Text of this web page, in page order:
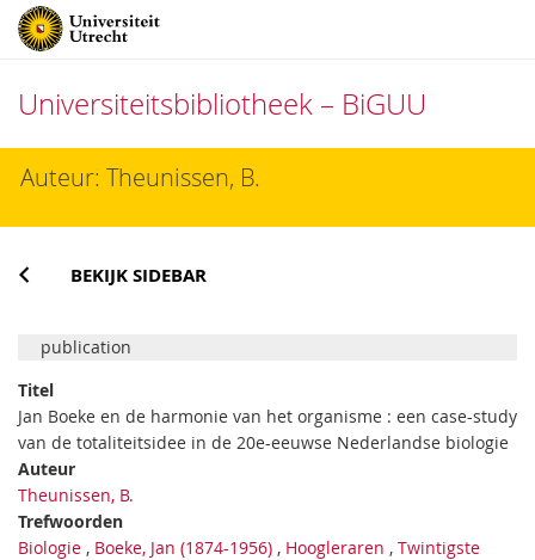
Universiteitsbibliotheek – BiGUU
naarAuteur: Theunissen, B.
BEKIJK SIDEBAR
publication
Titel
Jan Boeke en de harmonie van het organisme : een case-study
van de totaliteitsidee in de 20e-eeuwse Nederlandse biologie
Auteur
Theunissen, B.
Trefwoorden
Biologie , Boeke, Jan (1874-1956) , Hoogleraren , Twintigste